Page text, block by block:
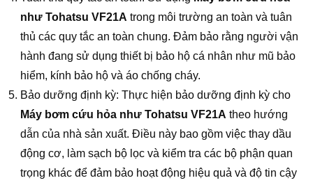
như Tohatsu VF21A trong môi trường an toàn và tuân
thủ các quy tắc an toàn chung. Đảm bảo rằng người vận
hành đang sử dụng thiết bị bảo hộ cá nhân như mũ bảo
hiểm, kính bảo hộ và áo chống cháy.
Bảo dưỡng định kỳ: Thực hiện bảo dưỡng định kỳ cho
Máy bơm cứu hỏa như Tohatsu VF21A theo hướng
dẫn của nhà sản xuất. Điều này bao gồm việc thay dầu
động cơ, làm sạch bộ lọc và kiểm tra các bộ phận quan
trọng khác để đảm bảo hoạt động hiệu quả và độ tin cậy